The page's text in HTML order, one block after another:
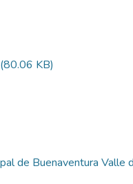
(80.06 KB)
de Buenaventura Valle